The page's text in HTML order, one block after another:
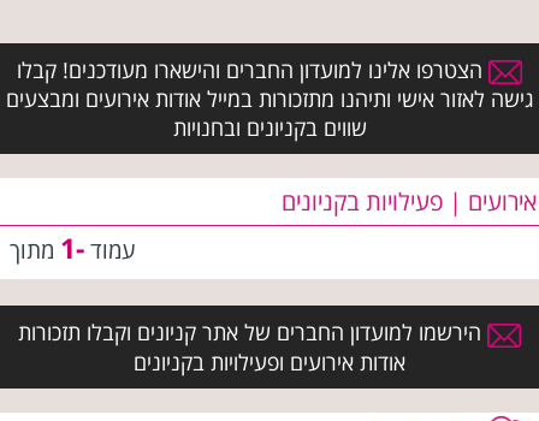
הצטרפו אלינו למועדון החברים והישארו מעודכנים! קבלו
גישה לאזור אישי ותיהנו מתזכורות במייל אודות אירועים ומבצעים
שווים בקניונים ובחנויות
אירועים | פעילויות בקניונים
עמוד-1 מתוך
הירשמו למועדון החברים של אתר קניונים וקבלו תזכורות
אודות אירועים ופעילויות בקניונים